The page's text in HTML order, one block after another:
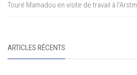
Touré Mamadou en visite de travail à l’Arstm
ARTICLES RÉCENTS